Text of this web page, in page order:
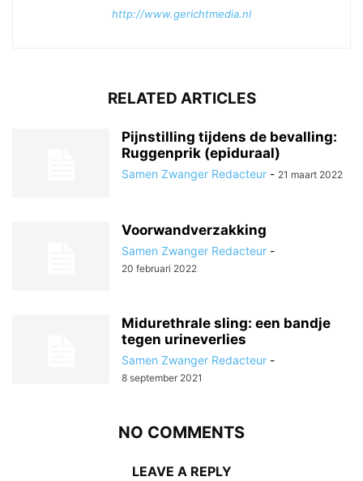
http://www.gerichtmedia.nl
RELATED ARTICLES
Pijnstilling tijdens de bevalling:
Ruggenprik (epiduraal)
Samen Zwanger Redacteur - 21 maart 2022
Voorwandverzakking
Samen Zwanger Redacteur -
20 februari 2022
Midurethrale sling: een bandje
tegen urineverlies
Samen Zwanger Redacteur -
8 september 2021
NO COMMENTS
LEAVE A REPLY